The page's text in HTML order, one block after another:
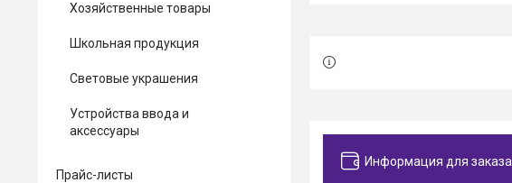
Информация для заказа
Хозяйственные товары
Школьная продукция
Световые украшения
Устройства ввода и
аксессуары
Прайс-листы